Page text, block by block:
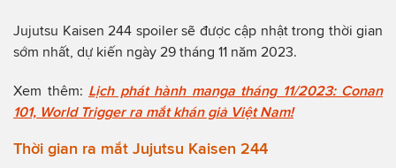
Jujutsu Kaisen 244 spoiler sẽ được cập nhật trong thời gian
sớm nhất, dự kiến ngày 29 tháng 11 năm 2023.
Xem thêm: Lịch phát hành manga tháng 11/2023: Conan
101, World Trigger ra mắt khán giả Việt Nam!
Thời gian ra mắt Jujutsu Kaisen 244